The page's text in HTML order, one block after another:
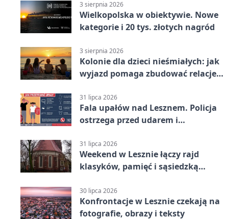
3 sierpnia 2026
Wielkopolska w obiektywie. Nowe
kategorie i 20 tys. złotych nagród
3 sierpnia 2026
Kolonie dla dzieci nieśmiałych: jak
wyjazd pomaga zbudować relacje z
31 lipca 2026
Fala upałów nad Lesznem. Policja
ostrzega przed udarem i
31 lipca 2026
Weekend w Lesznie łączy rajd
klasyków, pamięć i sąsiedzką
30 lipca 2026
Konfrontacje w Lesznie czekają na
fotografie, obrazy i teksty